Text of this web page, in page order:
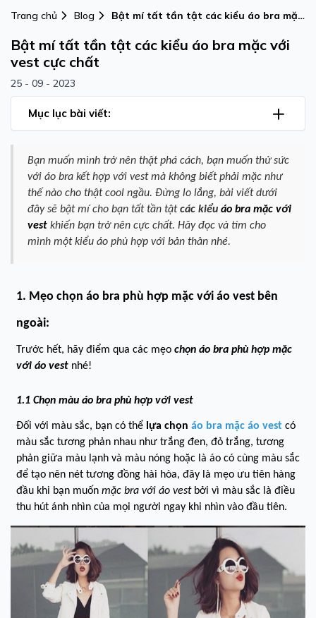
Trang chủ Blog
Bật mí tất tần tật các kiểu áo bra mặc
Bật mí tất tần tật các kiểu áo bra mặc với
vest cực chất
25 - 09 - 2023
Mục lục bài viết:
Bạn muốn mình trở nên thật phá cách, bạn muốn thử sức
với áo bra kết hợp với vest mà không biết phải mặc như
thế nào cho thật cool ngầu. Đừng lo lắng, bài viết dưới
đây sẽ bật mí cho bạn tất tần tậtcác kiểu áo bra mặc với
vest khiến bạn trở nên cực chất. Hãy đọc và tìm cho
mình một kiểu áo phù hợp với bản thân nhé.
1. Mẹo chọn áo bra phù hợp mặc với áo vest bên
ngoài:
Trước hết, hãy điểm qua các mẹo chọn áo bra phù hợp mặc
với áo vest nhé!
1.1 Chọn màu áo bra phù hợp với vest
Đối với màu sắc, bạn có thể lựa chọn áo bra mặc áo vest có
màu sắc tương phản nhau như trắng đen, đỏ trắng, tương
phản giữa màu lạnh và màu nóng hoặc là áo có cùng màu sắc
để tạo nên nét tương đồng hài hòa, đây là mẹo ưu tiên hàng
đầu khi bạn muốn mặc bra với áo vestbởi vì màu sắc là điều
thu hút ánh nhìn của mọi người ngay khi nhìn vào đầu tiên.